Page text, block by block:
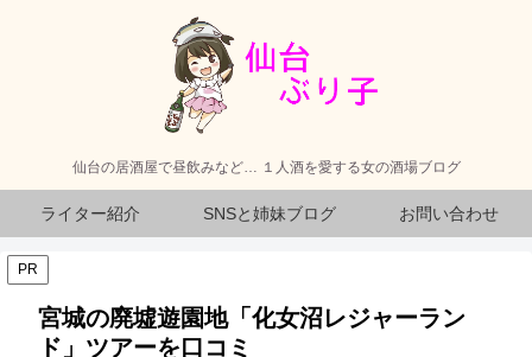
仙台の居酒屋で昼飲みなど… １人酒を愛する女の酒場ブログ
ライター紹介 SNSと姉妹ブログ お問い合わせ
PR
宮城の廃墟遊園地「化女沼レジャーラン
ド」ツアーを口コミ